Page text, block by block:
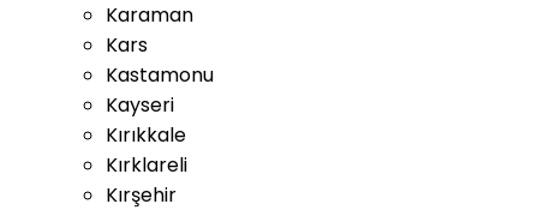
Karaman
Kars
Kastamonu
Kayseri
Kırıkkale
Kırklareli
Kırşehir